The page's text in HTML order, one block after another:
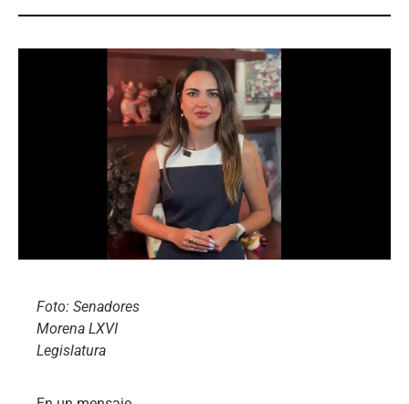
Foto: Senadores
Morena LXVI
Legislatura